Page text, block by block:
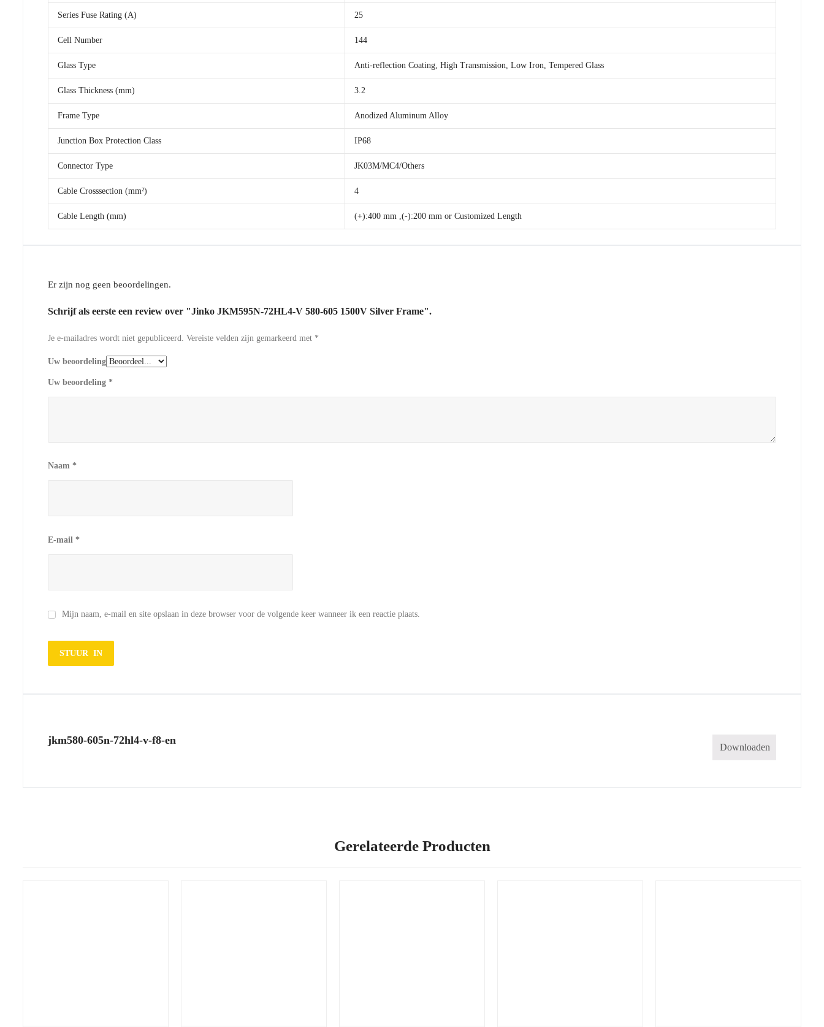
Series Fuse Rating (A) 25
Cell Number 144
Glass Type Anti-reflection Coating, High Transmission, Low Iron, Tempered Glass
Glass Thickness (mm) 3.2
Frame Type Anodized Aluminum Alloy
Junction Box Protection Class IP68
Connector Type JK03M/MC4/Others
Cable Crosssection (mm²) 4
Cable Length (mm) (+):400 mm ,(-):200 mm or Customized Length
Er zijn nog geen beoordelingen.
Schrijf als eerste een review over "Jinko JKM595N-72HL4-V 580-605 1500V Silver Frame".
Je e-mailadres wordt niet gepubliceerd. Vereiste velden zijn gemarkeerd met *
Uw beoordeling
Uw beoordeling *
Naam *
E-mail *
Mijn naam, e-mail en site opslaan in deze browser voor de volgende keer wanneer ik een reactie plaats.
jkm580-605n-72hl4-v-f8-en
Downloaden
Gerelateerde Producten